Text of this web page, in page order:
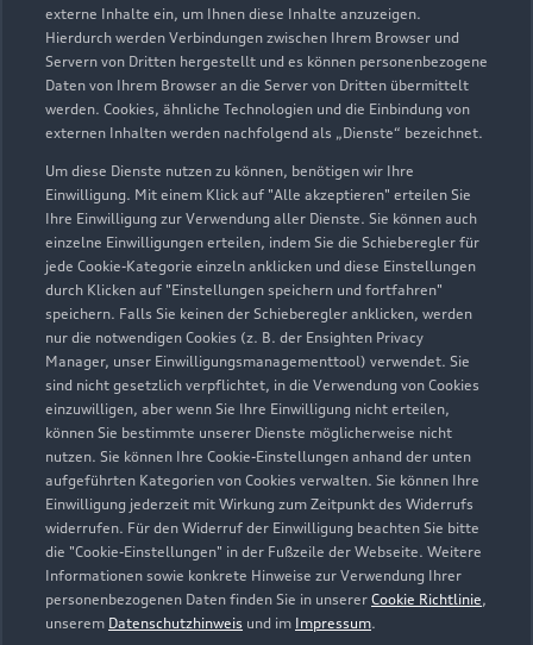
externe Inhalte ein, um Ihnen diese Inhalte anzuzeigen.
Hierdurch werden Verbindungen zwischen Ihrem Browser und
Servern von Dritten hergestellt und es können personenbezogene
Daten von Ihrem Browser an die Server von Dritten übermittelt
werden. Cookies, ähnliche Technologien und die Einbindung von
externen Inhalten werden nachfolgend als „Dienste“ bezeichnet.
Um diese Dienste nutzen zu können, benötigen wir Ihre
Einwilligung. Mit einem Klick auf "Alle akzeptieren" erteilen Sie
Ihre Einwilligung zur Verwendung aller Dienste. Sie können auch
einzelne Einwilligungen erteilen, indem Sie die Schieberegler für
jede Cookie-Kategorie einzeln anklicken und diese Einstellungen
durch Klicken auf "Einstellungen speichern und fortfahren"
speichern. Falls Sie keinen der Schieberegler anklicken, werden
nur die notwendigen Cookies (z. B. der Ensighten Privacy
Manager, unser Einwilligungsmanagementtool) verwendet. Sie
sind nicht gesetzlich verpflichtet, in die Verwendung von Cookies
einzuwilligen, aber wenn Sie Ihre Einwilligung nicht erteilen,
können Sie bestimmte unserer Dienste möglicherweise nicht
nutzen. Sie können Ihre Cookie-Einstellungen anhand der unten
aufgeführten Kategorien von Cookies verwalten. Sie können Ihre
Einwilligung jederzeit mit Wirkung zum Zeitpunkt des Widerrufs
widerrufen. Für den Widerruf der Einwilligung beachten Sie bitte
die "Cookie-Einstellungen" in der Fußzeile der Webseite. Weitere
Informationen sowie konkrete Hinweise zur Verwendung Ihrer
personenbezogenen Daten finden Sie in unserer Cookie Richtlinie,
unserem Datenschutzhinweis und im Impressum.